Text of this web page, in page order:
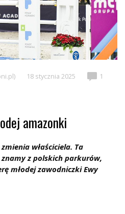
18 stycznia 2025 1
amazonki
właściciela. Ta
z polskich parkurów,
młodej zawodniczki Ewy